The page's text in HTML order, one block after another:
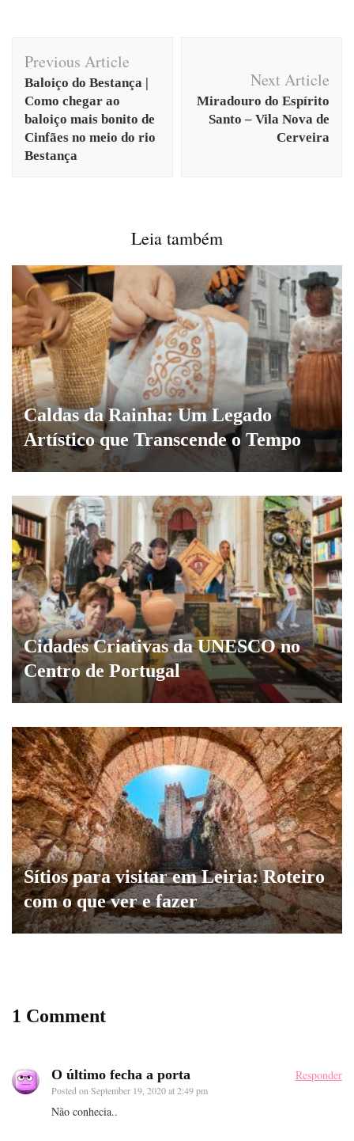
Post
Navigation
Previous Article
Baloiço do Bestança |
Como chegar ao
baloiço mais bonito de
Cinfães no meio do rio
Bestança
Next Article
Miradouro do Espírito
Santo – Vila Nova de
Cerveira
Leia também
Caldas da Rainha: Um Legado
Artístico que Transcende o Tempo
Cidades Criativas da UNESCO no
Centro de Portugal
Sítios para visitar em Leiria: Roteiro
com o que ver e fazer
1 Comment
O último fecha a porta
Posted on September 19, 2020 at 2:49 pm
Responder
Não conhecia..